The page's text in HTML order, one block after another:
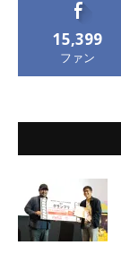
15,399
ファン